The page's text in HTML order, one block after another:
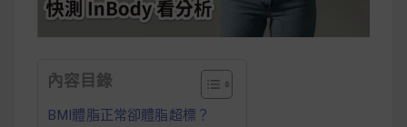
清楚！
啦！
內容目錄
BMI體脂正常卻體脂超標？